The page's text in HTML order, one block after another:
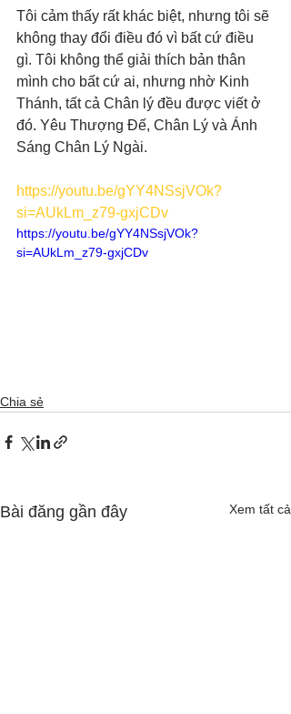
Tôi cảm thấy rất khác biệt, nhưng tôi sẽ
không thay đổi điều đó vì bất cứ điều
gì. Tôi không thể giải thích bản thân
mình cho bất cứ ai, nhưng nhờ Kinh
Thánh, tất cả Chân lý đều được viết ở
đó. Yêu Thượng Đế, Chân Lý và Ánh
Sáng Chân Lý Ngài.
https://youtu.be/gYY4NSsjVOk?
si=AUkLm_z79-gxjCDv
https://youtu.be/gYY4NSsjVOk?
si=AUkLm_z79-gxjCDv
Chia sẻ
Bài đăng gần đây Xem tất cả